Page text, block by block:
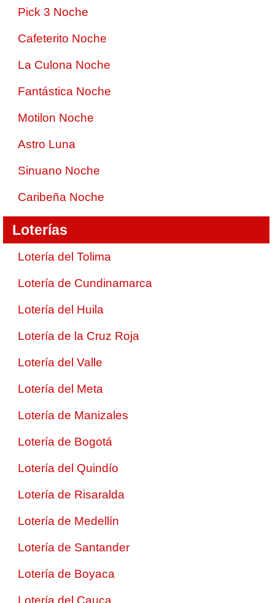
Pick 3 Noche
Cafeterito Noche
La Culona Noche
Fantástica Noche
Motilon Noche
Astro Luna
Sinuano Noche
Caribeña Noche
Loterías
Lotería del Tolima
Lotería de Cundinamarca
Lotería del Huila
Lotería de la Cruz Roja
Lotería del Valle
Lotería del Meta
Lotería de Manizales
Lotería de Bogotá
Lotería del Quindío
Lotería de Risaralda
Lotería de Medellín
Lotería de Santander
Lotería de Boyaca
Lotería del Cauca